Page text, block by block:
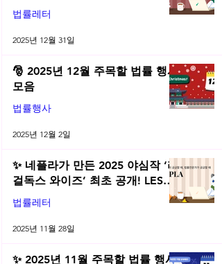
전직금지 가처분 위키까지| 2025
년 12월 네플라 법률레터
법률레터
2025년 12월 31일
🎅 2025년 12월 주목할 법률 행사
모음
법률행사
2025년 12월 2일
✨ 네플라가 만든 2025 야심작 ‘리
걸독스 와이즈’ 최초 공개! LES
2025 무료 초청장 드려요! | 2025
년 11월 네플라 법률레터
법률레터
2025년 11월 28일
✨ 2025년 11월 주목할 법률 행사